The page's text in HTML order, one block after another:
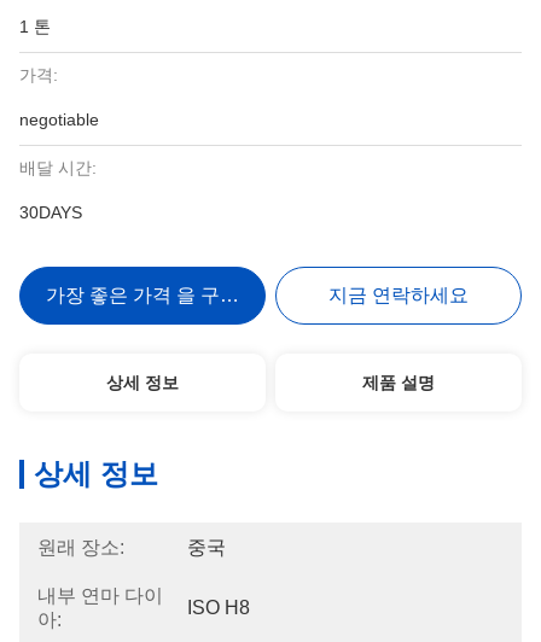
1 톤
가격:
negotiable
배달 시간:
30DAYS
가장 좋은 가격 을 구하라 지금 연락하세요
상세 정보 제품 설명
상세 정보
원래 장소: 중국
내부 연마 다이
아:
ISO H8